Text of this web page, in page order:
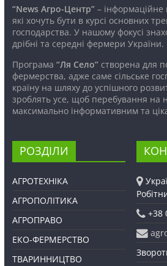
“News Агро-Центр”–
які хочуть бути в курсі основних
господарства. У нашому фокусі
дрібні та середні фермери України.
Програма “Ля Село”створена для
фермерства, адже саме сільське
країну на шляху до успішного
зроблять усе, щоб перебування на
максимально інформативним та
РОЗДІЛИ
АГРОТЕХНІКА
АГРОПОЛІТИКА
АГРОПРАВО
ЕКО-ФЕРМЕРСТВО
ТВАРИННИЦТВО
+38